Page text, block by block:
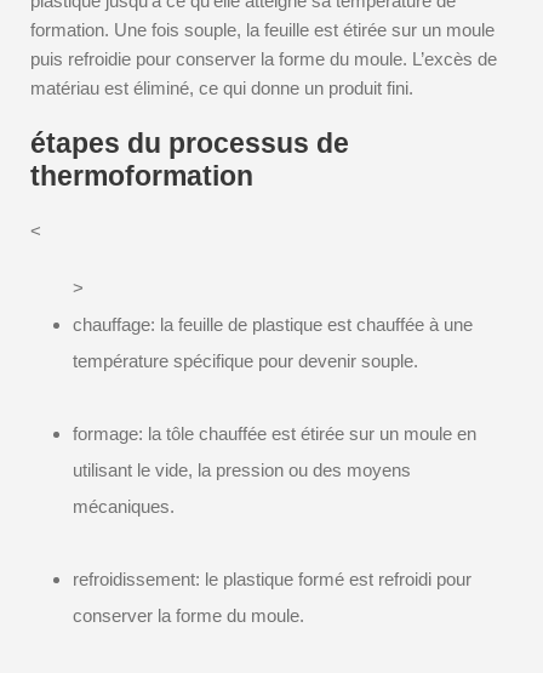
formation. Une fois souple, la feuille est étirée sur un moule
puis refroidie pour conserver la forme du moule. L’excès de
matériau est éliminé, ce qui donne un produit fini.
étapes du processus de
thermoformation
<
>
chauffage: la feuille de plastique est chauffée à une
température spécifique pour devenir souple.
formage: la tôle chauffée est étirée sur un moule en
utilisant le vide, la pression ou des moyens
mécaniques.
refroidissement: le plastique formé est refroidi pour
conserver la forme du moule.